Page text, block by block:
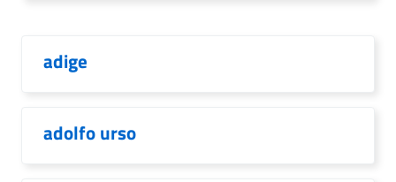
adige
adolfo urso